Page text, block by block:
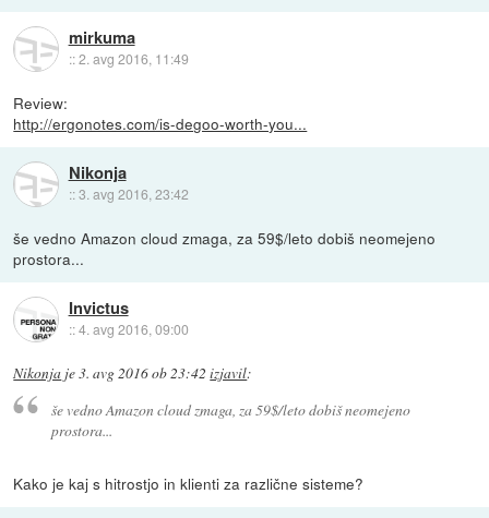
mirkuma
::2. avg 2016, 11:49
Review:
http://ergonotes.com/is-degoo-worth-you...
Nikonja
::3. avg 2016, 23:42
še vedno Amazon cloud zmaga, za 59$/leto dobiš neomejeno
prostora...
Invictus
::4. avg 2016, 09:00
Nikonja je3. avg 2016 ob 23:42 izjavil:
še vedno Amazon cloud zmaga, za 59$/leto dobiš neomejeno
prostora...
Kako je kaj s hitrostjo in klienti za različne sisteme?